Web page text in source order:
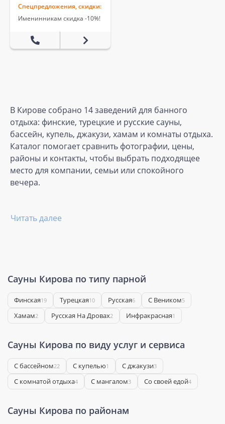
Спецпредложения, скидки:
Именинникам скидка -10%!
В Кирове собрано 14 заведений для банного
отдыха: финские, турецкие и русские сауны,
бассейн, купель, джакузи, хамам и комнаты отдыха.
Каталог помогает сравнить фотографии, цены,
районы и контакты, чтобы выбрать подходящее
место для компании, семьи или спокойного
вечера.
Читать далее
Сауны Кирова по типу парной
Финская19 Турецкая10 Русская6 С Веником5
Хамам2 Русская На Дровах2 Инфракрасная1
Сауны Кирова по виду услуг и сервиса
С бассейном22 С купелью1 С джакузи3
С комнатой отдыха4 С мангалом3 Со своей едой4
Сауны Кирова по районам